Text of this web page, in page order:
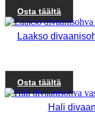
Osta täältä
Laakso
Osta täältä
Hali